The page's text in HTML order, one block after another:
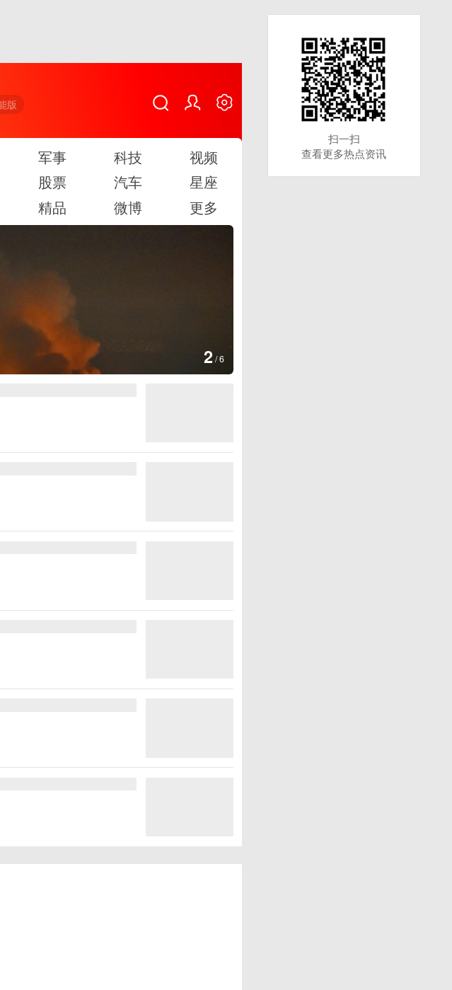
版
军事 科技
视频
股票 汽车
星座
精品 微博 更多
3 /6
扫一扫
查看更多热点资讯
扫一扫
查看更多热点资讯